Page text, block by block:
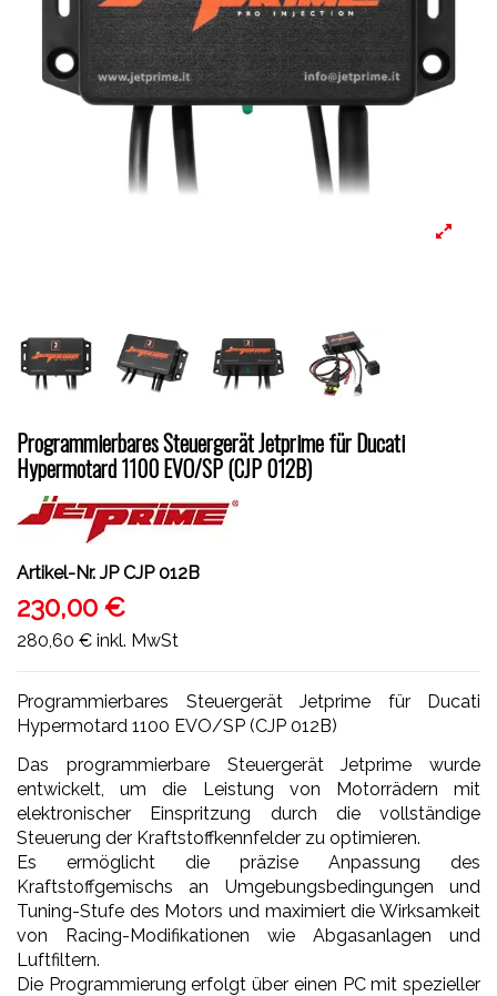
Programmierbares Steuergerät Jetprime für Ducati
Hypermotard 1100 EVO/SP (CJP 012B)
Artikel-Nr. JP CJP 012B
230,00 €
280,60 € inkl. MwSt
Programmierbares Steuergerät Jetprime für Ducati
Hypermotard 1100 EVO/SP (CJP 012B)
Das programmierbare Steuergerät Jetprime wurde
entwickelt, um die Leistung von Motorrädern mit
elektronischer Einspritzung durch die vollständige
Steuerung der Kraftstoffkennfelder zu optimieren.
Es ermöglicht die präzise Anpassung des
Kraftstoffgemischs an Umgebungsbedingungen und
Tuning-Stufe des Motors und maximiert die Wirksamkeit
von Racing-Modifikationen wie Abgasanlagen und
Luftfiltern.
Die Programmierung erfolgt über einen PC mit spezieller